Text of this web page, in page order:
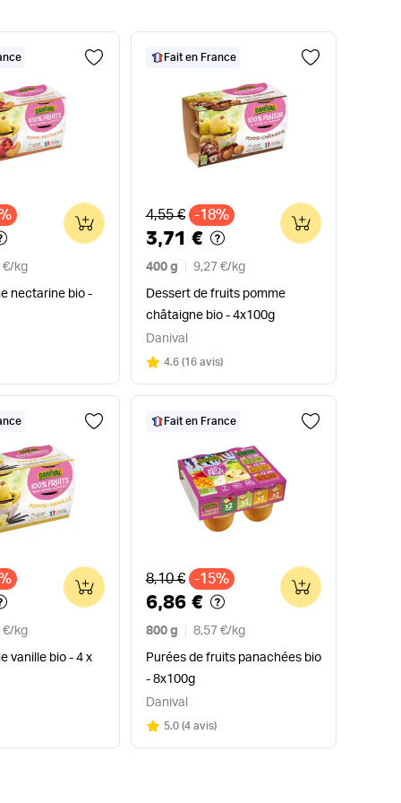
€/kg
nectarine bio -
0
Fait en France
Ancien prix
4,55 € -18%
3,71 €
400 g 9,27 €/kg
Dessert de fruits pomme
châtaigne bio - 4x100g
0
Danival
Note
4.6 sur 5
(16 avis)
€/kg
vanille bio - 4 x
0
Fait en France
Ancien prix
8,10 € -15%
6,86 €
800 g 8,57 €/kg
Purées de fruits panachées bio
- 8x100g
0
Danival
Note
5.0 sur 5
(4 avis)